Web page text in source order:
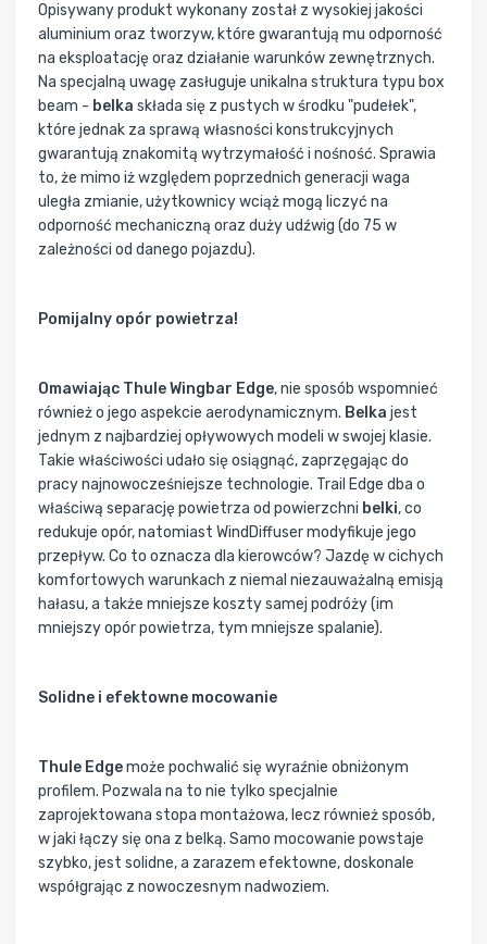
Opisywany produkt wykonany został z wysokiej jakości
aluminium oraz tworzyw, które gwarantują mu odporność
na eksploatację oraz działanie warunków zewnętrznych.
Na specjalną uwagę zasługuje unikalna struktura typu box
beam - belka składa się z pustych w środku "pudełek",
które jednak za sprawą własności konstrukcyjnych
gwarantują znakomitą wytrzymałość i nośność. Sprawia
to, że mimo iż względem poprzednich generacji waga
uległa zmianie, użytkownicy wciąż mogą liczyć na
odporność mechaniczną oraz duży udźwig (do 75 w
zależności od danego pojazdu).
Pomijalny opór powietrza!
Omawiając Thule Wingbar Edge, nie sposób wspomnieć
również o jego aspekcie aerodynamicznym. Belka jest
jednym z najbardziej opływowych modeli w swojej klasie.
Takie właściwości udało się osiągnąć, zaprzęgając do
pracy najnowocześniejsze technologie. Trail Edge dba o
właściwą separację powietrza od powierzchni belki, co
redukuje opór, natomiast WindDiffuser modyfikuje jego
przepływ. Co to oznacza dla kierowców? Jazdę w cichych
komfortowych warunkach z niemal niezauważalną emisją
hałasu, a także mniejsze koszty samej podróży (im
mniejszy opór powietrza, tym mniejsze spalanie).
Solidne i efektowne mocowanie
Thule Edgemoże pochwalić się wyraźnie obniżonym
profilem. Pozwala na to nie tylko specjalnie
zaprojektowana stopa montażowa, lecz również sposób,
w jaki łączy się ona z belką. Samo mocowanie powstaje
szybko, jest solidne, a zarazem efektowne, doskonale
współgrając z nowoczesnym nadwoziem.